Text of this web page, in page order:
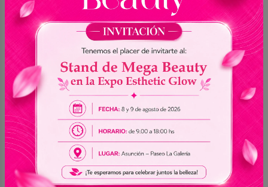
Sin reseñas
0
3
0
0